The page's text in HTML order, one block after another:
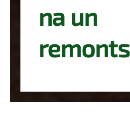
na un
remonts